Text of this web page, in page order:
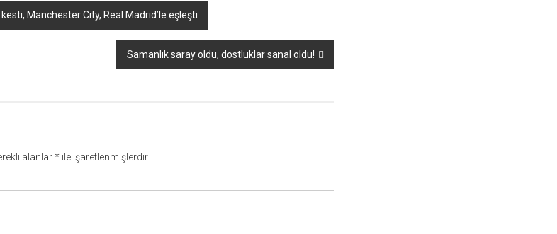
Manchester City, Real Madrid’le eşleşti
Samanlık saray oldu, dostluklar sanal oldu!
alanlar*ile işaretlenmişlerdir